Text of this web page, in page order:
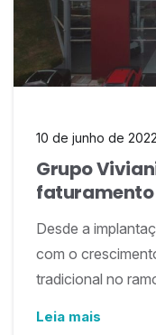
10 de junho de 2022
Grupo
faturamento
Desde a
com o
tradicional no
Leia mais